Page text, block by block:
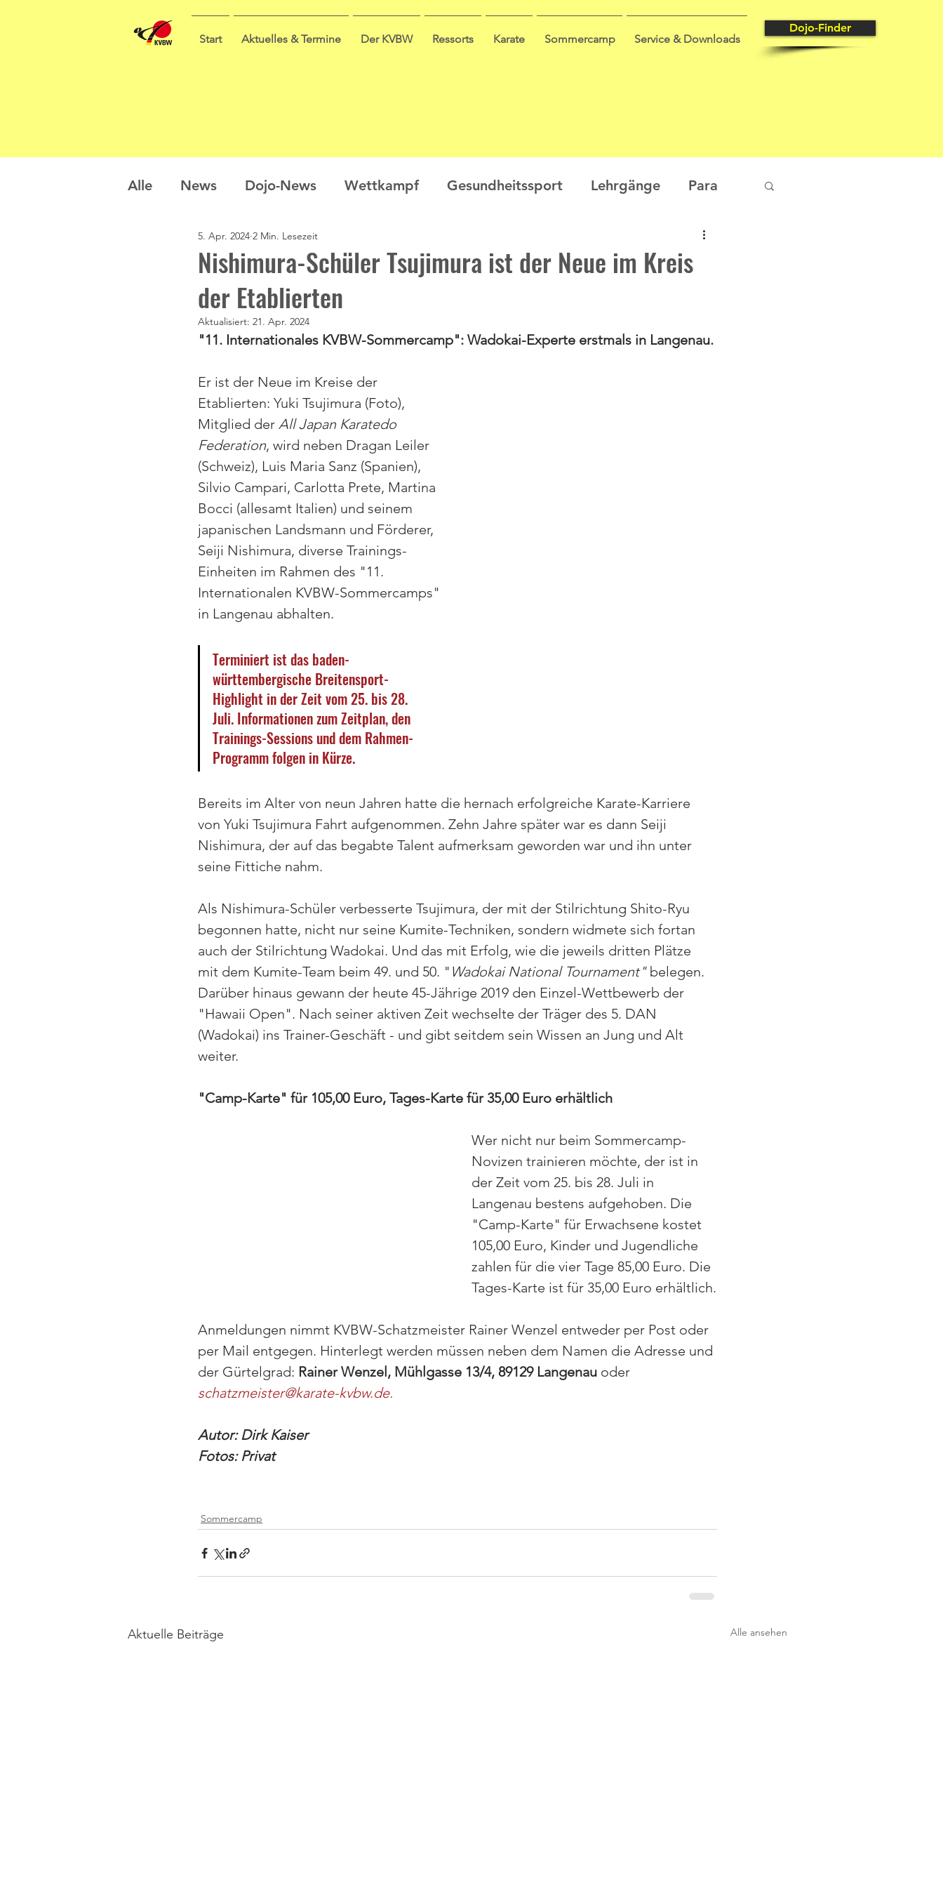
Start Aktuelles & Termine Der KVBW Ressorts Karate Sommercamp Service & Downloads
Dojo-Finder
Alle News Dojo-News Wettkampf Gesundheitssport Lehrgänge Para
Nachwuchs Prüfungen
Sommercamp Umfrage
Nishimura-Schüler Tsujimura ist der Neue im Kreis
der Etablierten
5. Apr. 2024 2 Min. Lesezeit
Aktualisiert: 21. Apr. 2024
"11. Internationales KVBW-Sommercamp": Wadokai-Experte erstmals in Langenau.
Er ist der Neue im Kreise der
Etablierten: Yuki Tsujimura (Foto),
Mitglied der All Japan Karatedo
Federation, wird neben Dragan Leiler
(Schweiz), Luis Maria Sanz (Spanien),
Silvio Campari, Carlotta Prete, Martina
Bocci (allesamt Italien) und seinem
japanischen Landsmann und Förderer,
Seiji Nishimura, diverse Trainings-
Einheiten im Rahmen des "11.
Internationalen KVBW-Sommercamps"
in Langenau abhalten.
Terminiert ist das baden-
württembergische Breitensport-
Highlight in der Zeit vom 25. bis 28.
Juli. Informationen zum Zeitplan, den
Trainings-Sessions und dem Rahmen-
Programm folgen in Kürze.
Bereits im Alter von neun Jahren hatte die hernach erfolgreiche Karate-Karriere
von Yuki Tsujimura Fahrt aufgenommen. Zehn Jahre später war es dann Seiji
Nishimura, der auf das begabte Talent aufmerksam geworden war und ihn unter
seine Fittiche nahm.
Als Nishimura-Schüler verbesserte Tsujimura, der mit der Stilrichtung Shito-Ryu
begonnen hatte, nicht nur seine Kumite-Techniken, sondern widmete sich fortan
auch der Stilrichtung Wadokai. Und das mit Erfolg, wie die jeweils dritten Plätze
mit dem Kumite-Team beim 49. und 50. " Wadokai National Tournament" belegen.
Darüber hinaus gewann der heute 45-Jährige 2019 den Einzel-Wettbewerb der
"Hawaii Open". Nach seiner aktiven Zeit wechselte der Träger des 5. DAN
(Wadokai) ins Trainer-Geschäft - und gibt seitdem sein Wissen an Jung und Alt
weiter.
"Camp-Karte" für 105,00 Euro, Tages-Karte für 35,00 Euro erhältlich
Wer nicht nur beim Sommercamp-
Novizen trainieren möchte, der ist in
der Zeit vom 25. bis 28. Juli in
Langenau bestens aufgehoben. Die
"Camp-Karte" für Erwachsene kostet
105,00 Euro, Kinder und Jugendliche
zahlen für die vier Tage 85,00 Euro. Die
Tages-Karte ist für 35,00 Euro erhältlich.
Anmeldungen nimmt KVBW-Schatzmeister Rainer Wenzel entweder per Post oder
per Mail entgegen. Hinterlegt werden müssen neben dem Namen die Adresse und
der Gürtelgrad: Rainer Wenzel, Mühlgasse 13/4, 89129 Langenau oder
schatzmeister@karate-kvbw.de.
Autor: Dirk Kaiser
Fotos: Privat
Sommercamp
Aktuelle Beiträge Alle ansehen